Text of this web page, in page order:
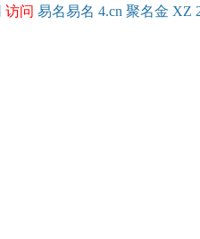
访问 易名易名 4.cn 聚名金 XZ